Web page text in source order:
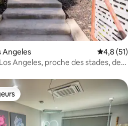
Angeles Évaluation
4,8 (51)
Angeles, proche des stades, des